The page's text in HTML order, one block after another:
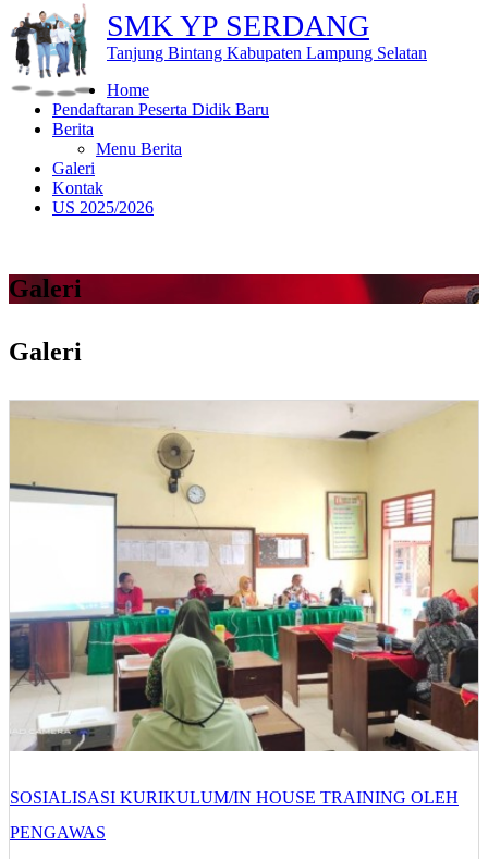
SMK YP SERDANG
Tanjung Bintang Kabupaten Lampung Selatan
Home
Pendaftaran Peserta Didik Baru
Berita
Menu Berita
Galeri
Kontak
US 2025/2026
Galeri
Galeri
SOSIALISASI KURIKULUM/IN HOUSE TRAINING OLEH
PENGAWAS